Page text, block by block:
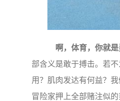
啊，体育，你就是
部含义是敢于搏击。若
用？肌肉发达有何益？
冒险家押上全部赌注似